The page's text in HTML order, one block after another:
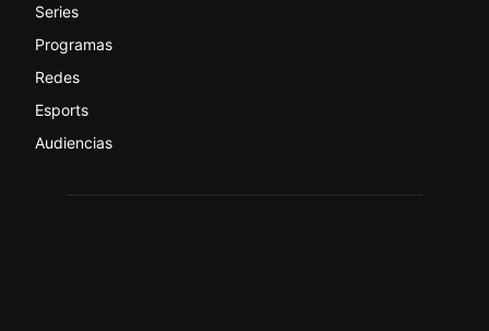
Series
Programas
Redes
Esports
Audiencias